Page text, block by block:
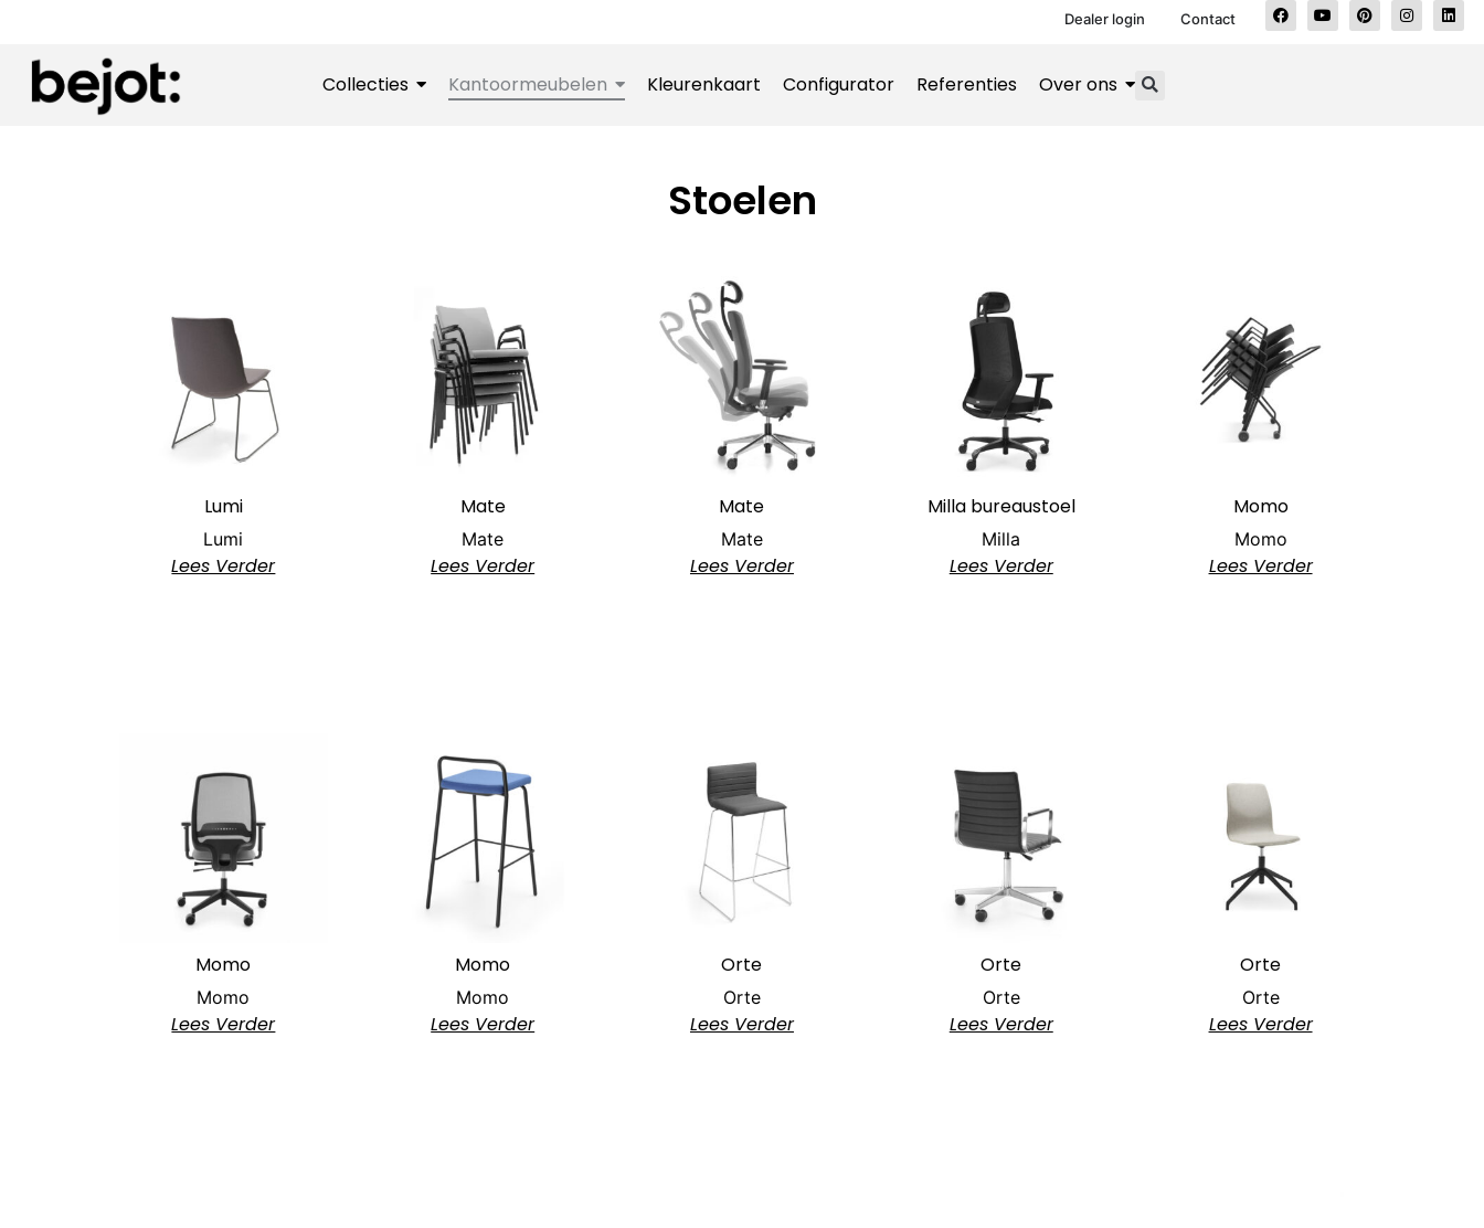
Dealer login Contact
Collecties Kantoormeubelen Kleurenkaart Configurator Referenties Over ons
Stoelen
Lumi
Lumi
Lees Verder
Mate
Mate
Lees Verder
Mate
Mate
Lees Verder
Milla bureaustoel
Milla
Lees Verder
Momo
Momo
Lees Verder
Momo
Momo
Lees Verder
Momo
Momo
Lees Verder
Orte
Orte
Lees Verder
Orte
Orte
Lees Verder
Orte
Orte
Lees Verder